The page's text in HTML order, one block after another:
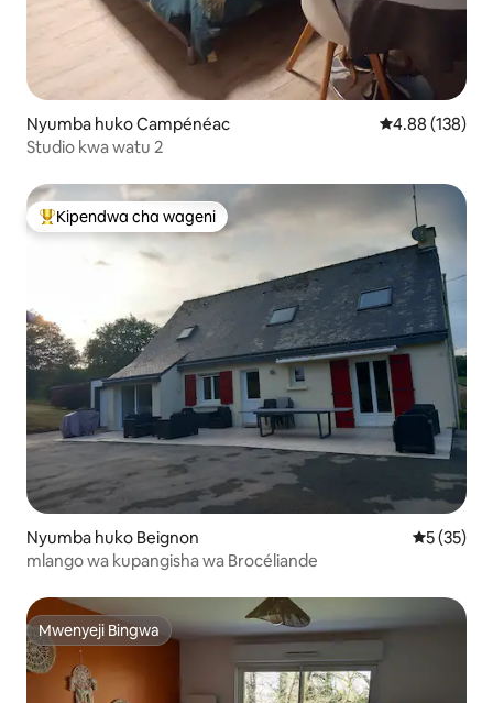
Nyumba huko Campénéac Ukadiriaji wa
4.88 (138)
Studio kwa watu 2
Kipendwa maarufu cha wageni
Kipendwa cha wageni
Nyumba huko Beignon Ukadiriaji
5 (35)
mlango wa kupangisha wa Brocéliande
Mwenyeji Bingwa
Mwenyeji Bingwa